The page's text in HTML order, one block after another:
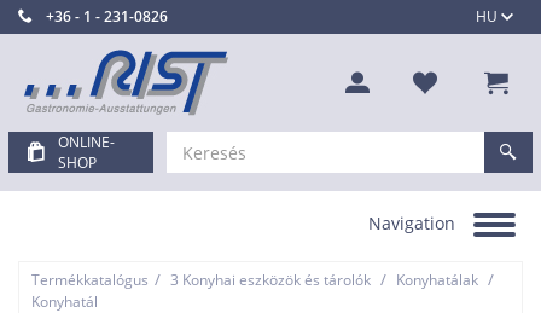
HU
+36 - 1 - 231-0826
ONLINE-
SHOP
Toggle
Navigation
Termékkatalógus / 3 Konyhai eszközök és tárolók / Konyhatálak /
Konyhatál